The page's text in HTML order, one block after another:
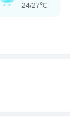
24/27℃